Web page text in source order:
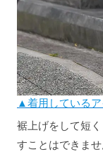
▲着用している
裾上げをして短
すことはできませ